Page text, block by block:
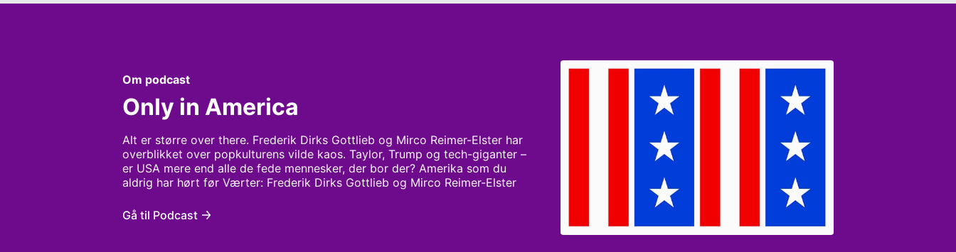
selvfølgelig, hvem der blev Stephen Colberts aller sidste gæst i den ufatteligt stjernespækkede sidste udsendelse. Værter: Frederik
Om podcast
Only in America
Alt er større over there. Frederik Dirks Gottlieb og Mirco Reimer-Elster har
overblikket over popkulturens vilde kaos. Taylor, Trump og tech-giganter –
er USA mere end alle de fede mennesker, der bor der? Amerika som du
aldrig har hørt før Værter: Frederik Dirks Gottlieb og Mirco Reimer-Elster
Gå til Podcast